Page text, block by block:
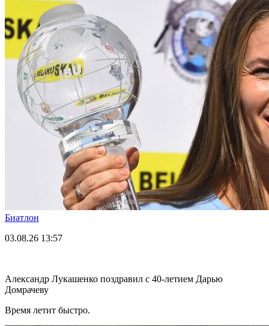
Биатлон
03.08.26 13:57
Александр Лукашенко поздравил с 40-летием Дарью
Домрачеву
Время летит быстро.